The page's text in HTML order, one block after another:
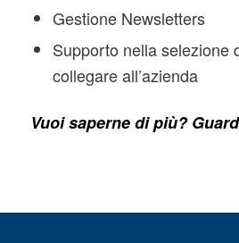
Gestione Newsletters
Supporto nella selezione
collegare all’azienda
Vuoi saperne di più?